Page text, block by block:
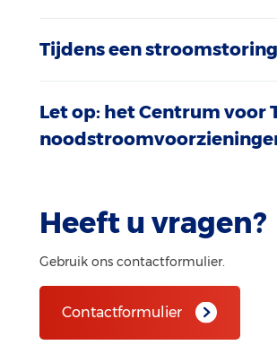
Tijdens een stroomstoring
Let op: het Centrum voor
Heeft u vragen?
Gebruik ons contactformulier.
Contactformulier